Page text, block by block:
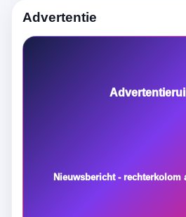
Advertentie
Nieuwsbericht - rechterkolom